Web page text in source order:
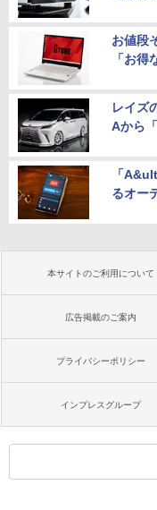
お値段
「お得
レイズ
Aから
「
るオー
本サイトのご利用について
広告掲載のご案内
プライバシーポリシー
インプレスグループ